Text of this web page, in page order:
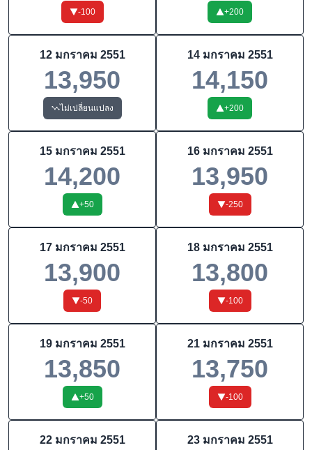
-100 +200
12 มกราคม 2551
13,950
ไม่เปลี่ยนแปลง
14 มกราคม 2551
14,150
+200
15 มกราคม 2551
14,200
+50
16 มกราคม 2551
13,950
-250
17 มกราคม 2551
13,900
-50
18 มกราคม 2551
13,800
-100
19 มกราคม 2551
13,850
+50
21 มกราคม 2551
13,750
-100
22 มกราคม 2551 23 มกราคม 2551